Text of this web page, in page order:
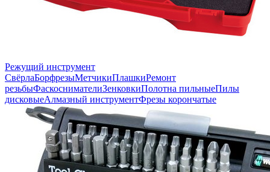
Режущий инструмент
СвёрлаБорфрезыМетчикиПлашкиРемонт
резьбыФаскоснимателиЗенковкиПолотна пильныеПилы
дисковыеАлмазный инструментФрезы корончатые